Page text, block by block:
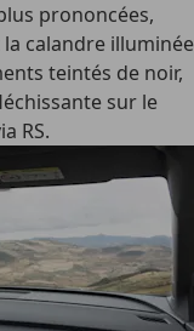
prononcées,
calandre illuminée
teintés de noir,
sur le
RS.